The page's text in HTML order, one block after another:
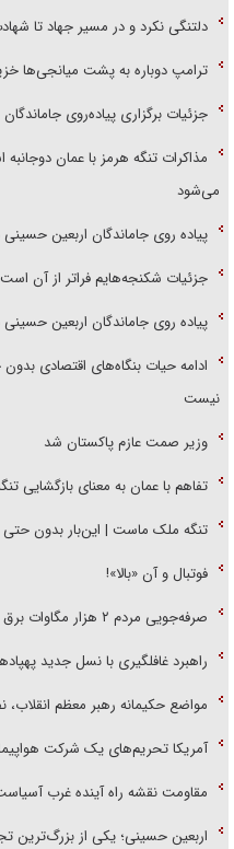
دلتنگی نکرد و در مسیر جهاد تا
ترامپ دوباره به پشت میانجی‌ها
جزئیات برگزاری پیاده‌روی
مذاکرات تنگه هرمز با عمان
می‌شود
پیاده روی جاماندگان اربعین حسینی
جزئیات شکنجه‌هایم فراتر از آن
پیاده روی جاماندگان اربعین حسینی
ادامه حیات بنگاه‌های اقتصادی
نیست
وزیر صمت عازم پاکستان شد
تفاهم با عمان به معنای بازگشایی
تنگه ملک ماست | این‌بار بدون حتی
فوتبال و آن «بالا»!
صرفه‌جویی مردم ۲ هزار مگاوات برق تولید کرد
راهبرد غافلگیری با نسل جدید
مواضع حکیمانه رهبر معظم
آمریکا تحریم‌های یک شرکت
مقاومت نقشه راه آینده غرب
اربعین حسینی؛ یکی از بزرگ‌ترین